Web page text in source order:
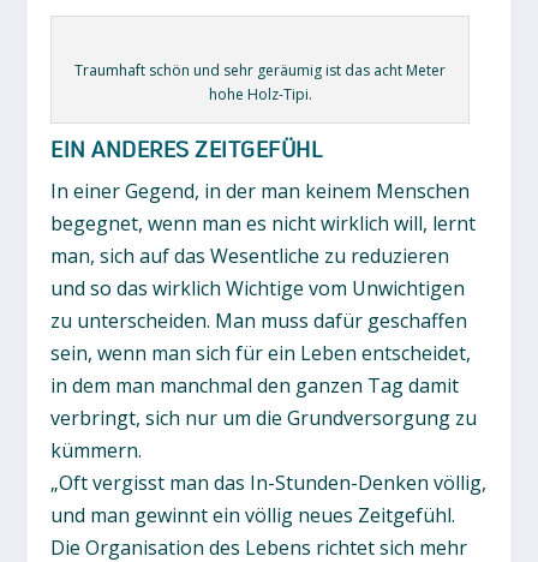
Traumhaft schön und sehr geräumig ist das acht Meter
hohe Holz-Tipi.
EIN ANDERES ZEITGEFÜHL
In einer Gegend, in der man keinem Menschen
begegnet, wenn man es nicht wirklich will, lernt
man, sich auf das Wesentliche zu reduzieren
und so das wirklich Wichtige vom Unwichtigen
zu unterscheiden. Man muss dafür geschaffen
sein, wenn man sich für ein Leben entscheidet,
in dem man manchmal den ganzen Tag damit
verbringt, sich nur um die Grundversorgung zu
kümmern.
„Oft vergisst man das In-Stunden-Denken völlig,
und man gewinnt ein völlig neues Zeitgefühl.
Die Organisation des Lebens richtet sich mehr